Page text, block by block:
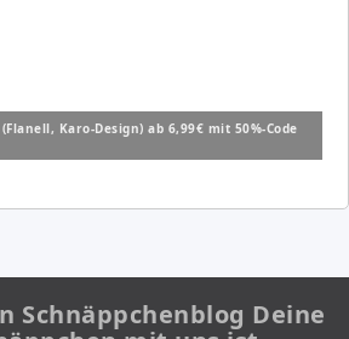
Karo-Design) ab 6,99€ mit 50%-Code
Schnäppchenblog Deine